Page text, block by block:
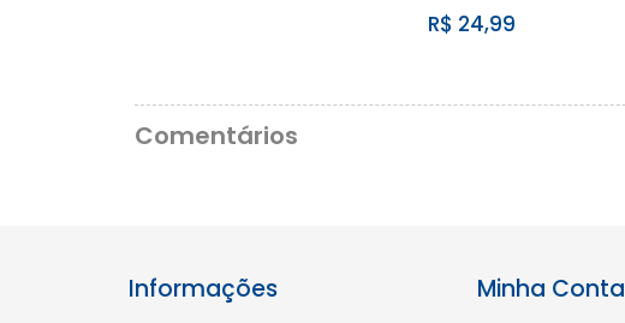
R$ 24,99
Comentários
Informações Minha Conta